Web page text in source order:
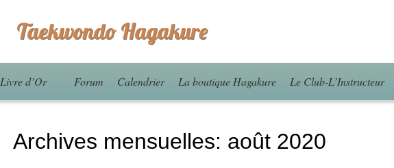
Taekwondo Hagakure
Livre d’Or Forum Calendrier La boutique Hagakure Le Club-L’Instructeur
Archives mensuelles: août 2020